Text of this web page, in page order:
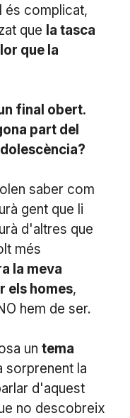
és complicat,
que la tasca
que la
final obert.
part del
saber com
gent que li
d'altres que
més
la meva
els homes,
hem de ser.
un tema
sorprenent la
d'aquest
no descobreix